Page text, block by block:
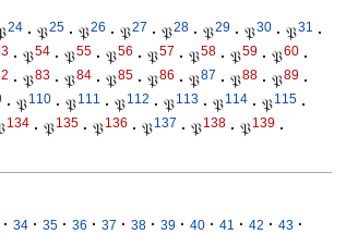
24 · 𝔓25 · 𝔓26 · 𝔓27 · 𝔓28 · 𝔓29 · 𝔓30 · 𝔓31
·
· 𝔓54 · 𝔓55 · 𝔓56 · 𝔓57 · 𝔓58 · 𝔓59 · 𝔓60 ·
· 𝔓83 · 𝔓84 · 𝔓85 · 𝔓86 · 𝔓87 · 𝔓88 · 𝔓89 ·
· 𝔓110 · 𝔓111 · 𝔓112 · 𝔓113 · 𝔓114 · 𝔓115 ·
134 · 𝔓135 · 𝔓136 · 𝔓137 · 𝔓138 · 𝔓139 ·
· 34 · 35 · 36 · 37 · 38 · 39 · 40 · 41 · 42 · 43 ·